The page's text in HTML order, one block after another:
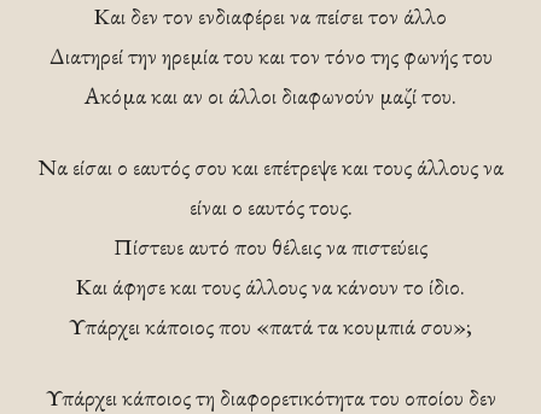
Και δεν τον ενδιαφέρει να πείσει τον άλλο
Διατηρεί την ηρεμία του και τον τόνο της φωνής του
Ακόμα και αν οι άλλοι διαφωνούν μαζί του.
Να είσαι ο εαυτός σου και επέτρεψε και τους άλλους να
είναι ο εαυτός τους.
Πίστευε αυτό που θέλεις να πιστεύεις
Και άφησε και τους άλλους να κάνουν το ίδιο.
Υπάρχει κάποιος που «πατά τα κουμπιά σου»;
Υπάρχει κάποιος τη διαφορετικότητα του οποίου δεν